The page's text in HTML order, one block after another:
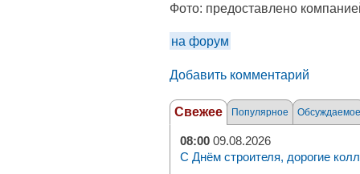
Фото: предоставлено
на форум
Добавить комментарий
Свежее Популярное Обсуждаемое
08:00 09.08.2026
С Днём строителя, дорогие